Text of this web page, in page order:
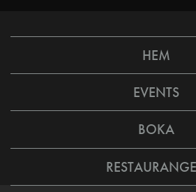
HEM
EVENTS
BOKA